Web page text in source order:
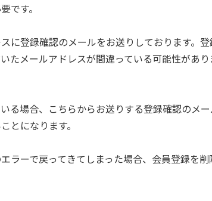
です。
に登録確認のメールをお送りしております。
たメールアドレスが間違っている可能性があ
る場合、こちらからお送りする登録確認のメ
とになります。
ラーで戻ってきてしまった場合、会員登録を